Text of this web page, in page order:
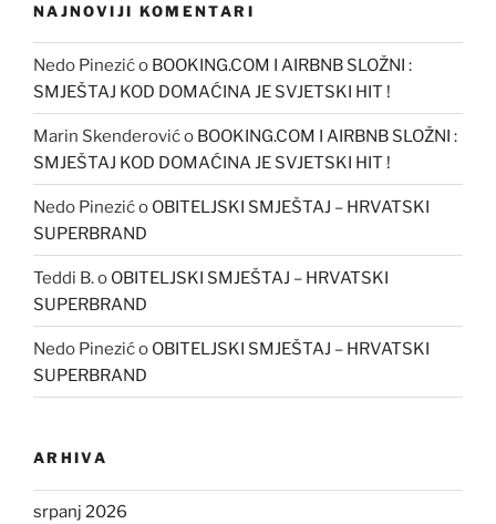
NAJNOVIJI KOMENTARI
Nedo Pinezićo BOOKING.COM I AIRBNB SLOŽNI :
SMJEŠTAJ KOD DOMAĆINA JE SVJETSKI HIT !
Marin Skenderovićo BOOKING.COM I AIRBNB SLOŽNI :
SMJEŠTAJ KOD DOMAĆINA JE SVJETSKI HIT !
Nedo Pinezićo OBITELJSKI SMJEŠTAJ – HRVATSKI
SUPERBRAND
Teddi B.o OBITELJSKI SMJEŠTAJ – HRVATSKI
SUPERBRAND
Nedo Pinezićo OBITELJSKI SMJEŠTAJ – HRVATSKI
SUPERBRAND
ARHIVA
srpanj 2026